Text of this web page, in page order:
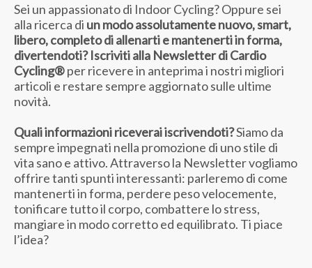
Sei un appassionato di Indoor Cycling? Oppure sei
alla ricerca di un modo assolutamente nuovo, smart,
libero, completo di allenarti e mantenerti in forma,
divertendoti? Iscriviti alla Newsletter di Cardio
Cycling®per ricevere in anteprima i nostri migliori
articoli e restare sempre aggiornato sulle ultime
novità.
Quali informazioni riceverai iscrivendoti?Siamo da
sempre impegnati nella promozione di uno stile di
vita sano e attivo. Attraverso la Newsletter vogliamo
offrire tanti spunti interessanti: parleremo di come
mantenerti in forma, perdere peso velocemente,
tonificare tutto il corpo, combattere lo stress,
mangiare in modo corretto ed equilibrato. Ti piace
l’idea?